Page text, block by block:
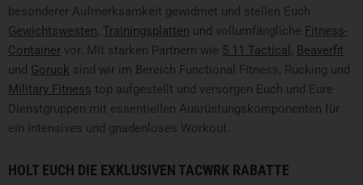
besonderer Aufmerksamkeit gewidmet und stellen Euch
Gewichtswesten, Trainingsplatten und vollumfängliche Fitness-
Container vor. Mit starken Partnern wie 5.11 Tactical , Beaverfit
und Goruck sind wir im Bereich Functional Fitness, Rucking und
Military Fitness top aufgestellt und versorgen Euch und Eure
Dienstgruppen mit essentiellen Ausrüstungskomponenten für
ein intensives und gnadenloses Workout.
HOLT EUCH DIE EXKLUSIVEN TACWRK RABATTE